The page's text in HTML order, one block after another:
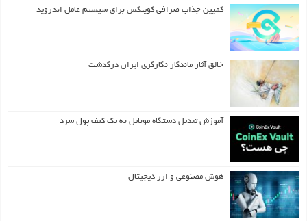
کمپین جذاب صرافی کوینکس برای سیستم عامل اندروید
خالق آثار ماندگار نگارگری ایران درگذشت
آموزش تبدیل دستگاه موبایل به یک کیف‌ پول سرد
هوش مصنوعی و ارز دیجیتال